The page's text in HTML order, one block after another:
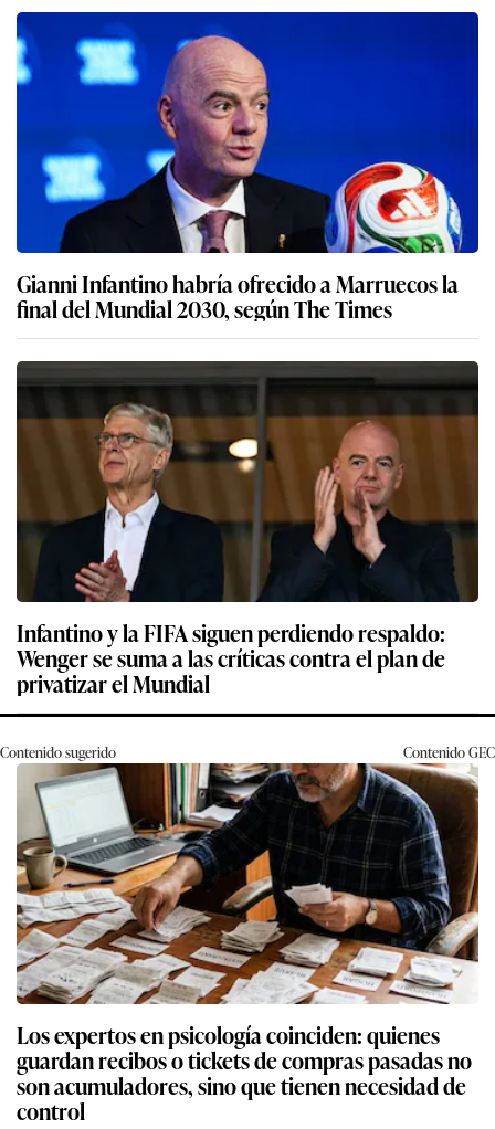
Gianni Infantino habría ofrecido a Marruecos la
final del Mundial 2030, según The Times
Infantino y la FIFA siguen perdiendo respaldo:
Wenger se suma a las críticas contra el plan de
privatizar el Mundial
Contenido sugerido ContenidoGEC
Los expertos en psicología coinciden: quienes
guardan recibos o tickets de compras pasadas no
son acumuladores, sino que tienen necesidad de
control